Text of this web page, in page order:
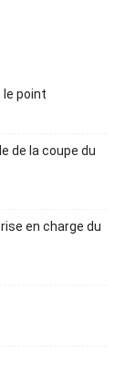
le point
de la coupe du
en charge du